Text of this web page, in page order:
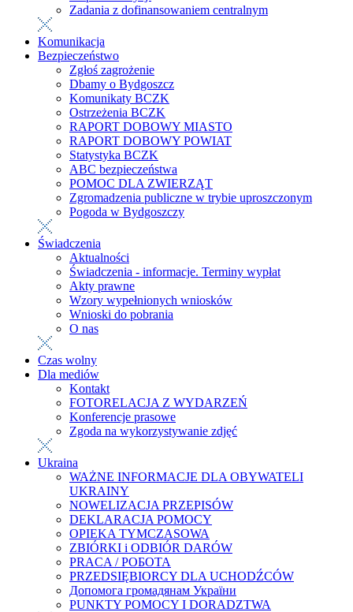
Zadania z dofinansowaniem centralnym
Komunikacja
Bezpieczeństwo
Zgłoś zagrożenie
Dbamy o Bydgoszcz
Komunikaty BCZK
Ostrzeżenia BCZK
RAPORT DOBOWY MIASTO
RAPORT DOBOWY POWIAT
Statystyka BCZK
ABC bezpieczeństwa
POMOC DLA ZWIERZĄT
Zgromadzenia publiczne w trybie uproszczonym
Pogoda w Bydgoszczy
Świadczenia
Aktualności
Świadczenia - informacje. Terminy wypłat
Akty prawne
Wzory wypełnionych wniosków
Wnioski do pobrania
O nas
Czas wolny
Dla mediów
Kontakt
FOTORELACJA Z WYDARZEŃ
Konferencje prasowe
Zgoda na wykorzystywanie zdjęć
Ukraina
WAŻNE INFORMACJE DLA OBYWATELI
UKRAINY
NOWELIZACJA PRZEPISÓW
DEKLARACJA POMOCY
OPIEKA TYMCZASOWA
ZBIÓRKI i ODBIÓR DARÓW
PRACA / РОБОТА
PRZEDSIĘBIORCY DLA UCHODŹCÓW
Допомога громадянам України
PUNKTY POMOCY I DORADZTWA